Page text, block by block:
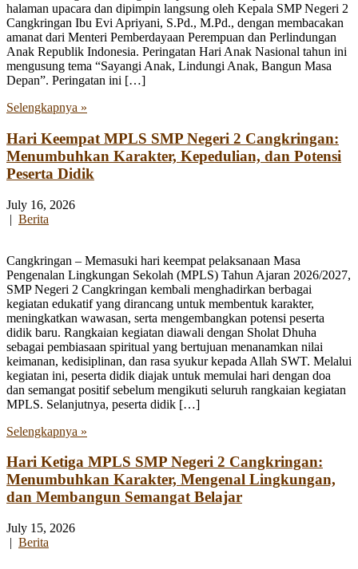
halaman upacara dan dipimpin langsung oleh Kepala SMP Negeri 2
Cangkringan Ibu Evi Apriyani, S.Pd., M.Pd., dengan membacakan
amanat dari Menteri Pemberdayaan Perempuan dan Perlindungan
Anak Republik Indonesia. Peringatan Hari Anak Nasional tahun ini
mengusung tema “Sayangi Anak, Lindungi Anak, Bangun Masa
Depan”. Peringatan ini […]
Selengkapnya »
Hari Keempat MPLS SMP Negeri 2 Cangkringan:
Menumbuhkan Karakter, Kepedulian, dan Potensi
Peserta Didik
July 16, 2026
| Berita
Cangkringan – Memasuki hari keempat pelaksanaan Masa
Pengenalan Lingkungan Sekolah (MPLS) Tahun Ajaran 2026/2027,
SMP Negeri 2 Cangkringan kembali menghadirkan berbagai
kegiatan edukatif yang dirancang untuk membentuk karakter,
meningkatkan wawasan, serta mengembangkan potensi peserta
didik baru. Rangkaian kegiatan diawali dengan Sholat Dhuha
sebagai pembiasaan spiritual yang bertujuan menanamkan nilai
keimanan, kedisiplinan, dan rasa syukur kepada Allah SWT. Melalui
kegiatan ini, peserta didik diajak untuk memulai hari dengan doa
dan semangat positif sebelum mengikuti seluruh rangkaian kegiatan
MPLS. Selanjutnya, peserta didik […]
Selengkapnya »
Hari Ketiga MPLS SMP Negeri 2 Cangkringan:
Menumbuhkan Karakter, Mengenal Lingkungan,
dan Membangun Semangat Belajar
July 15, 2026
| Berita